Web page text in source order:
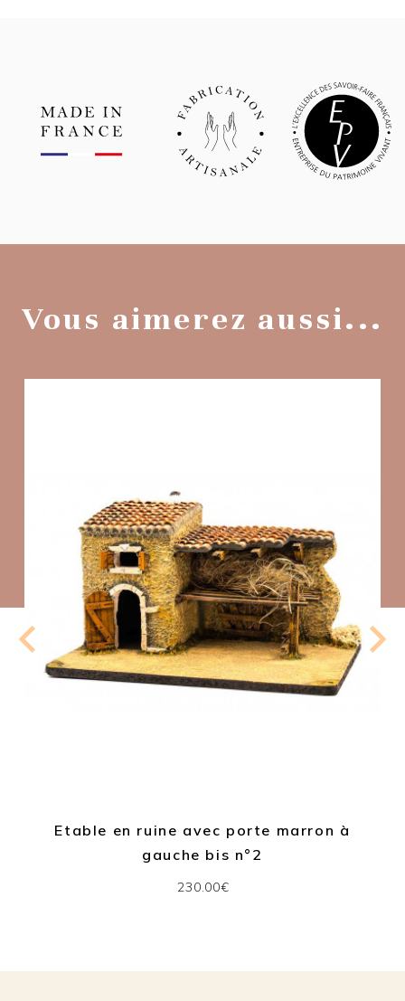
Vous aimerez aussi...
Etable en ruine avec porte marron à
gauche bis n°2
230.00€